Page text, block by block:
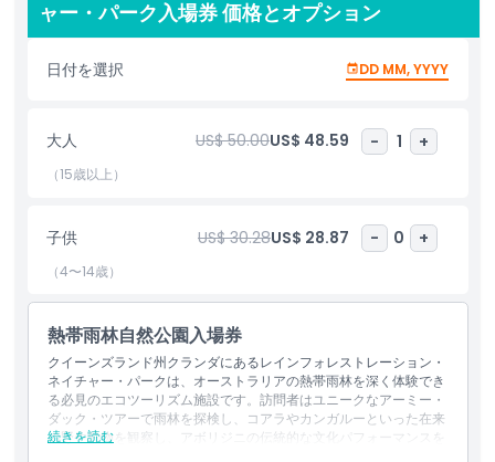
名なアーミーダック・ツアーです。これらの特殊な車両は陸上と水
上の両方で雨林を巡り、自然の景観を間近に見ることができます。
このツアーでは、熱帯の植物や木々、雨林に生息する動物たちを見
ることができます。アーミーダック・ツアーに加えて、レインフォ
動物を見る機会もあります。公園にはコアラ、カンガルー、さまざ
まな種類の鳥など多くの動物が生息しており、安全でインタラクテ
ィブな環境でオーストラリアの独特な野生動物について学ぶのに最
は文化体験でも知られており、訪問者は伝統的なアボリジニのパフ
ォーマンスを楽しみ、地元アボリジニの人々の歴史や文化について
学ぶことができます。公園は、先住オーストラリア人が何千年にも
ハイライト
含まれるもの
ャー・パーク入場券 価格とオプション
日付を選択 DD MM, YYYY
大人 US$ 50.00US$ 48.59 - 1 +
（15歳以上）
子供 US$ 30.28US$ 28.87 - 0 +
（4〜14歳）
熱帯雨林自然公園入場券
クイーンズランド州クランダにあるレインフォレストレーション・
ネイチャー・パークは、オーストラリアの熱帯雨林を深く体験でき
る必見のエコツーリズム施設です。訪問者はユニークなアーミー・
ダック・ツアーで雨林を探検し、コアラやカンガルーといった在来
の野生動物を観察し、アボリジニの伝統的な文化パフォーマンスを
続きを読む